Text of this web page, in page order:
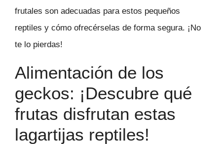
frutales son adecuadas para estos pequeños
reptiles y cómo ofrecérselas de forma segura. ¡No
te lo pierdas!
Alimentación de los
geckos: ¡Descubre qué
frutas disfrutan estas
lagartijas reptiles!